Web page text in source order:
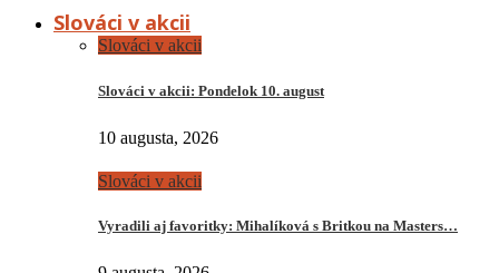
Slováci v akcii
Slováci v akcii
Slováci v akcii: Pondelok 10. august
10 augusta, 2026
Slováci v akcii
Vyradili aj favoritky: Mihalíková s Britkou na Masters…